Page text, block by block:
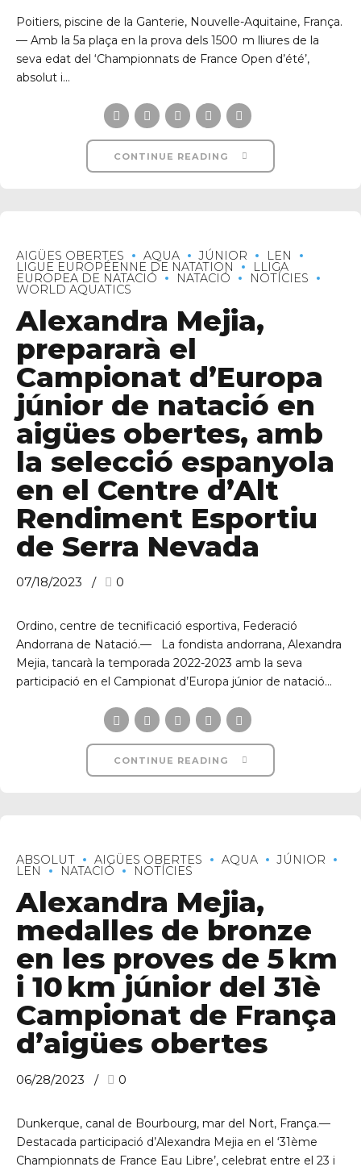
Poitiers, piscine de la Ganterie, Nouvelle-Aquitaine, França.
— Amb la 5a plaça en la prova dels 1500 m lliures de la
seva edat del ‘Championnats de France Open d’été’,
absolut i...
CONTINUE READING
AIGÜES OBERTES AQUA JÚNIOR LEN
LIGUE EUROPÉENNE DE NATATION LLIGA
EUROPEA DE NATACIÓ NATACIÓ NOTÍCIES
WORLD AQUATICS
Alexandra Mejia,
prepararà el
Campionat d’Europa
júnior de natació en
aigües obertes, amb
la selecció espanyola
en el Centre d’Alt
Rendiment Esportiu
de Serra Nevada
07/18/2023 0
Ordino, centre de tecnificació esportiva, Federació
Andorrana de Natació.— La fondista andorrana, Alexandra
Mejia, tancarà la temporada 2022-2023 amb la seva
participació en el Campionat d’Europa júnior de natació...
CONTINUE READING
ABSOLUT AIGÜES OBERTES AQUA JÚNIOR
LEN NATACIÓ NOTÍCIES
Alexandra Mejia,
medalles de bronze
en les proves de 5 km
i 10 km júnior del 31è
Campionat de França
d’aigües obertes
06/28/2023 0
Dunkerque, canal de Bourbourg, mar del Nort, França.—
Destacada participació d’Alexandra Mejia en el ‘31ème
Championnats de France Eau Libre’, celebrat entre el 23 i